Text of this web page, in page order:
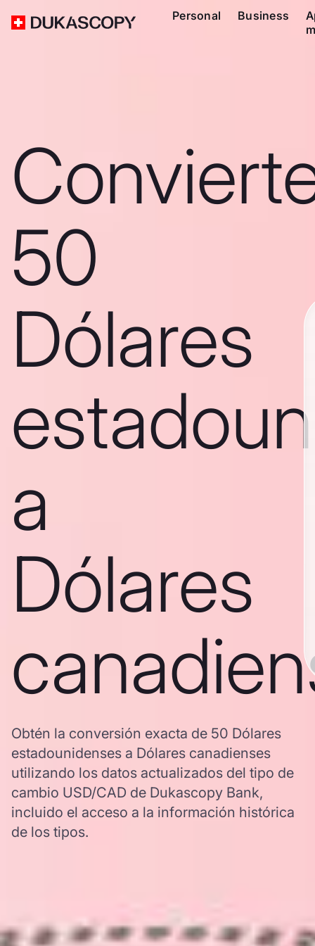
Personal Business
50
Dólares
a
Dólares
Obtén la conversión exacta de 50 Dólares
estadounidenses a Dólares canadienses
utilizando los datos actualizados del tipo de
cambio USD/CAD de Dukascopy Bank,
incluido el acceso a la información histórica
de los tipos.